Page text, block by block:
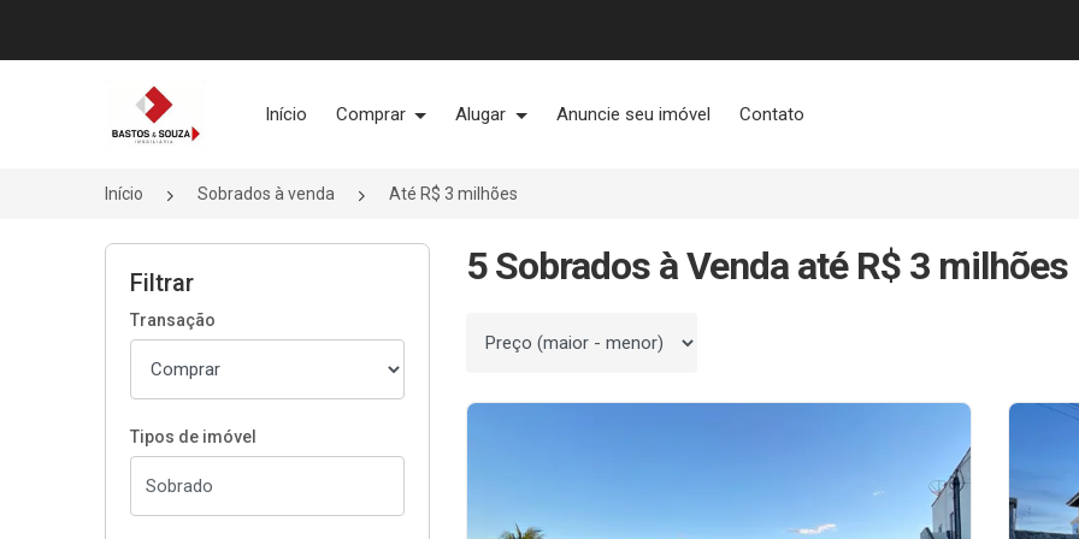
Página inicial
Início Comprar Alugar Anuncie seu imóvel Contato
Início Sobrados à venda Até R$ 3 milhões
Filtrar
Transação
Tipos de imóvel
5 Sobrados à Venda até R$ 3 milhões
Ordenar por